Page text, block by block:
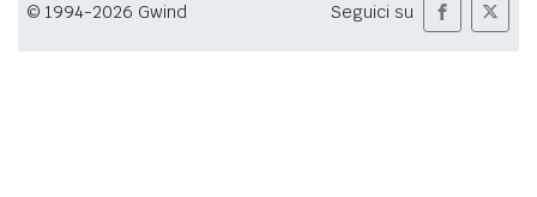
© 1994-2026 Gwind Seguici su